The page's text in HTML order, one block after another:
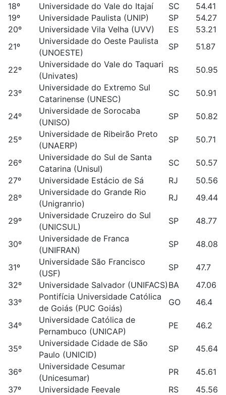
18º
Universidade do Vale do Itajaí SC
54.41
19º
Universidade Paulista (UNIP) SP
54.27
20º
Universidade Vila Velha (UVV) ES
53.21
21º
Universidade do Oeste Paulista
(UNOESTE)
SP 51.87
22º
Universidade do Vale do Taquari
(Univates)
RS 50.95
23º
Universidade do Extremo Sul
Catarinense (UNESC)
SC 50.91
24º
Universidade de Sorocaba
(UNISO)
SP 50.82
25º
Universidade de Ribeirão Preto
(UNAERP)
SP 50.71
26º
Universidade do Sul de Santa
Catarina (Unisul)
SC
50.57
27º
Universidade Estácio de Sá RJ
50.56
28º
Universidade do Grande Rio
(Unigranrio)
RJ 49.44
29º
Universidade Cruzeiro do Sul
(UNICSUL)
SP 48.77
30º
Universidade de Franca
(UNIFRAN)
SP 48.08
31º
Universidade São Francisco
(USF)
SP
47.7
32º
Universidade Salvador (UNIFACS) BA
47.06
33º
Pontifícia Universidade Católica
de Goiás (PUC Goiás)
GO 46.4
34º
Universidade Católica de
Pernambuco (UNICAP)
PE 46.2
35º
Universidade Cidade de São
Paulo (UNICID)
SP 45.64
36º
Universidade Cesumar
(Unicesumar)
PR
45.61
37º
Universidade Feevale RS
45.56